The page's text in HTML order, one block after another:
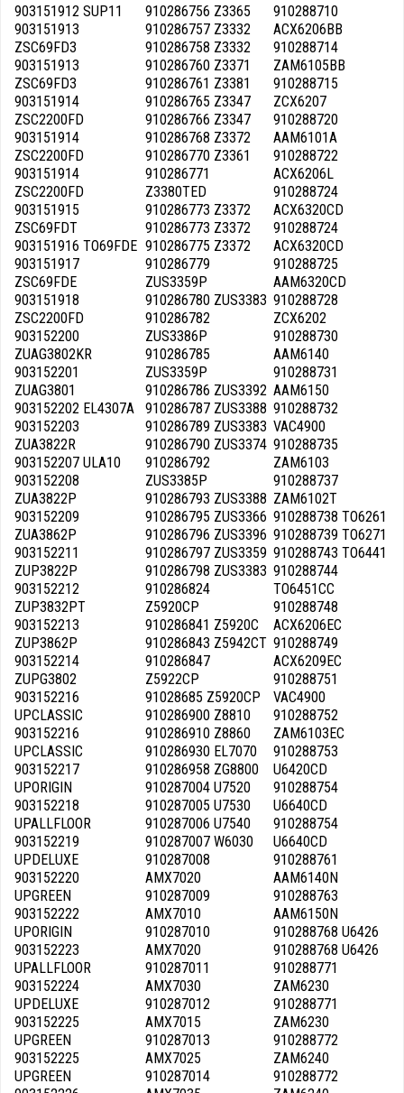
903151912 SUP11
903151913
ZSC69FD3
903151913
ZSC69FD3
903151914
ZSC2200FD
903151914
ZSC2200FD
903151914
ZSC2200FD
903151915
ZSC69FDT
903151916 TO69FDE
903151917
ZSC69FDE
903151918
ZSC2200FD
903152200
ZUAG3802KR
903152201
ZUAG3801
903152202 EL4307A
903152203
ZUA3822R
903152207 ULA10
903152208
ZUA3822P
903152209
ZUA3862P
903152211
ZUP3822P
903152212
ZUP3832PT
903152213
ZUP3862P
903152214
ZUPG3802
903152216
UPCLASSIC
903152216
UPCLASSIC
903152217
UPORIGIN
903152218
UPALLFLOOR
903152219
UPDELUXE
903152220
UPGREEN
903152222
UPORIGIN
903152223
UPALLFLOOR
903152224
UPDELUXE
903152225
UPGREEN
903152225
UPGREEN
910286756 Z3365
910286757 Z3332
910286758 Z3332
910286760 Z3371
910286761 Z3381
910286765 Z3347
910286766 Z3347
910286768 Z3372
910286770 Z3361
910286771
Z3380TED
910286773 Z3372
910286773 Z3372
910286775 Z3372
910286779
ZUS3359P
910286780 ZUS3383
910286782
ZUS3386P
910286785
ZUS3359P
910286786 ZUS3392
910286787 ZUS3388
910286789 ZUS3383
910286790 ZUS3374
910286792
ZUS3385P
910286793 ZUS3388
910286795 ZUS3366
910286796 ZUS3396
910286797 ZUS3359
910286798 ZUS3383
910286824
Z5920CP
910286841 Z5920C
910286843 Z5942CT
910286847
Z5922CP
91028685 Z5920CP
910286900 Z8810
910286910 Z8860
910286930 EL7070
910286958 ZG8800
910287004 U7520
910287005 U7530
910287006 U7540
910287007 W6030
910287008
AMX7020
910287009
AMX7010
910287010
AMX7020
910287011
AMX7030
910287012
AMX7015
910287013
AMX7025
910287014
910288710
ACX6206BB
910288714
ZAM6105BB
910288715
ZCX6207
910288720
AAM6101A
910288722
ACX6206L
910288724
ACX6320CD
910288724
ACX6320CD
910288725
AAM6320CD
910288728
ZCX6202
910288730
AAM6140
910288731
AAM6150
910288732
VAC4900
910288735
ZAM6103
910288737
ZAM6102T
910288738 TO6261
910288739 TO6271
910288743 TO6441
910288744
TO6451CC
910288748
ACX6206EC
910288749
ACX6209EC
910288751
VAC4900
910288752
ZAM6103EC
910288753
U6420CD
910288754
U6640CD
910288754
U6640CD
910288761
AAM6140N
910288763
AAM6150N
910288768 U6426
910288768 U6426
910288771
ZAM6230
910288771
ZAM6230
910288772
ZAM6240
910288772